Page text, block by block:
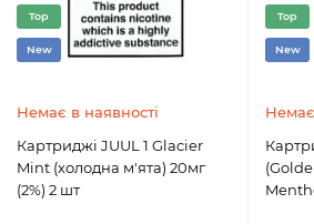
Top
New
Немає в наявності
Картриджі JUUL 1 Glacier
Mint (холодна м'ята) 20мг
(2%) 2 шт
Top
New
Немає